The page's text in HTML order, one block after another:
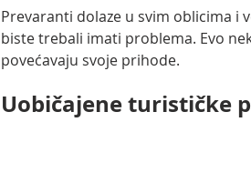
Prevaranti dolaze u svim oblicima i
biste trebali imati problema. Evo
povećavaju svoje prihode.
Uobičajene turističke